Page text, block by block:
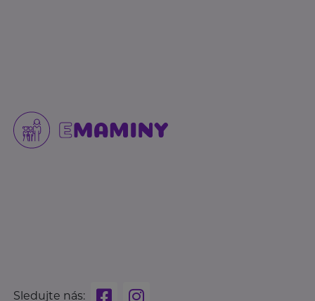
Sledujte nás: